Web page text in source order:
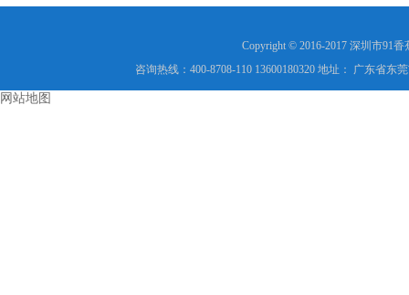
Copyright © 2016-2017 深圳市91
咨询热线：400-8708-110 13600180320 地址： 广东省
网站地图